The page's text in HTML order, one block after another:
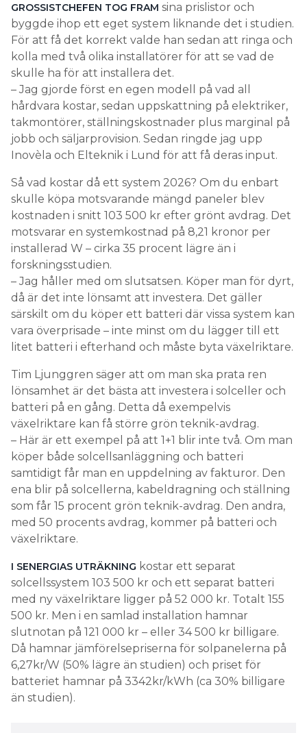
GROSSISTCHEFEN TOG FRAM sina prislistor och
byggde ihop ett eget system liknande det i studien.
För att få det korrekt valde han sedan att ringa och
kolla med två olika installatörer för att se vad de
skulle ha för att installera det.
– Jag gjorde först en egen modell på vad all
hårdvara kostar, sedan uppskattning på elektriker,
takmontörer, ställningskostnader plus marginal på
jobb och säljarprovision. Sedan ringde jag upp
Inovèla och Elteknik i Lund för att få deras input.
Så vad kostar då ett system 2026? Om du enbart
skulle köpa motsvarande mängd paneler blev
kostnaden i snitt 103 500 kr efter grönt avdrag. Det
motsvarar en systemkostnad på 8,21 kronor per
installerad W – cirka 35 procent lägre än i
forskningsstudien.
– Jag håller med om slutsatsen. Köper man för dyrt,
då är det inte lönsamt att investera. Det gäller
särskilt om du köper ett batteri där vissa system kan
vara överprisade – inte minst om du lägger till ett
litet batteri i efterhand och måste byta växelriktare.
Tim Ljunggren säger att om man ska prata ren
lönsamhet är det bästa att investera i solceller och
batteri på en gång. Detta då exempelvis
växelriktare kan få större grön teknik-avdrag.
– Här är ett exempel på att 1+1 blir inte två. Om man
köper både solcellsanläggning och batteri
samtidigt får man en uppdelning av fakturor. Den
ena blir på solcellerna, kabeldragning och ställning
som får 15 procent grön teknik-avdrag. Den andra,
med 50 procents avdrag, kommer på batteri och
växelriktare.
I SENERGIAS UTRÄKNING kostar ett separat
solcellssystem 103 500 kr och ett separat batteri
med ny växelriktare ligger på 52 000 kr. Totalt 155
500 kr. Men i en samlad installation hamnar
slutnotan på 121 000 kr – eller 34 500 kr billigare.
Då hamnar jämförelsepriserna för solpanelerna på
6,27kr/W (50% lägre än studien) och priset för
batteriet hamnar på 3342kr/kWh (ca 30% billigare
än studien).